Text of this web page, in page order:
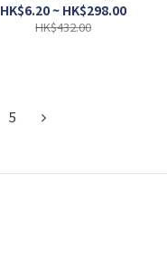
HK$6.20 ~ HK$298.00
HK$432.00
5